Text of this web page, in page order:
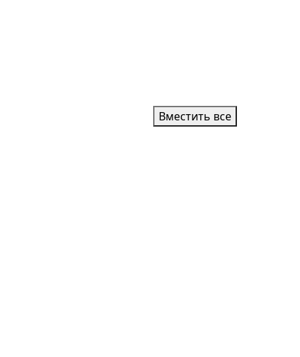
Вместить все